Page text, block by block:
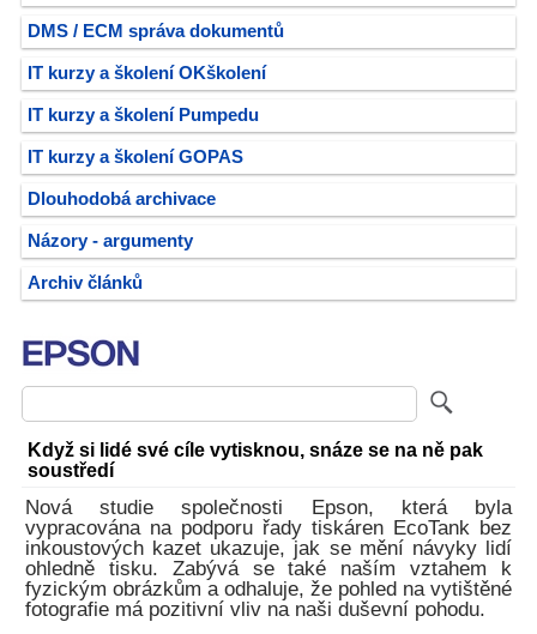
DMS / ECM správa dokumentů
IT kurzy a školení OKškolení
IT kurzy a školení Pumpedu
IT kurzy a školení GOPAS
Dlouhodobá archivace
Názory - argumenty
Archiv článků
Když si lidé své cíle vytisknou, snáze se na ně pak
soustředí
Nová studie společnosti Epson, která byla
vypracována na podporu řady tiskáren EcoTank bez
inkoustových kazet ukazuje, jak se mění návyky lidí
ohledně tisku. Zabývá se také naším vztahem k
fyzickým obrázkům a odhaluje, že pohled na vytištěné
fotografie má pozitivní vliv na naši duševní pohodu.